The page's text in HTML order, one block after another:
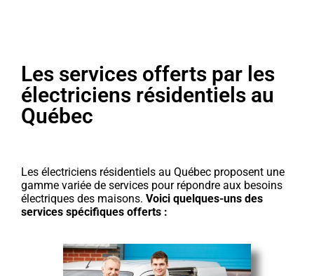
Les services offerts par les
électriciens résidentiels au
Québec
Les électriciens résidentiels au Québec proposent une
gamme variée de services pour répondre aux besoins
électriques des maisons. Voici quelques-uns des
services spécifiques offerts :